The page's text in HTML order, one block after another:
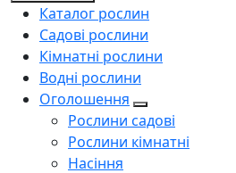
Каталог рослин
Садові рослини
Кімнатні рослини
Водні рослини
Оголошення
Рослини садові
Рослини кімнатні
Насіння